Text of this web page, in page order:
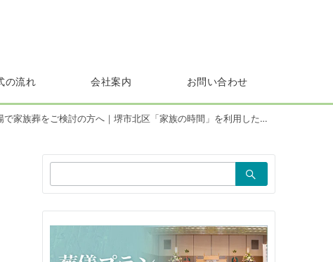
の流れ 会社案内 お問い合わせ
家族葬をご検討の方へ｜堺市北区「家族の時間」を利用した一日葬の実例
索：